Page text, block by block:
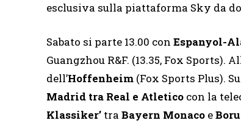
esclusiva sulla piattaforma Sky da
Sabato si parte 13.00 con Espanyol-
Guangzhou R&F. (13.35, Fox Sports).
dell’Hoffenheim (Fox Sports Plus).
Madrid tra Real e Atletico con la
Klassiker’ tra Bayern Monaco e